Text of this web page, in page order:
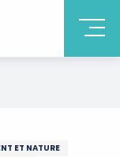
ET NATURE